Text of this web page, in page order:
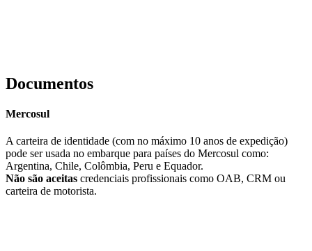
Documentos
Mercosul
A carteira de identidade (com no máximo 10 anos de expedição)
pode ser usada no embarque para países do Mercosul como:
Argentina, Chile, Colômbia, Peru e Equador.
Não são aceitas credenciais profissionais como OAB, CRM ou
carteira de motorista.